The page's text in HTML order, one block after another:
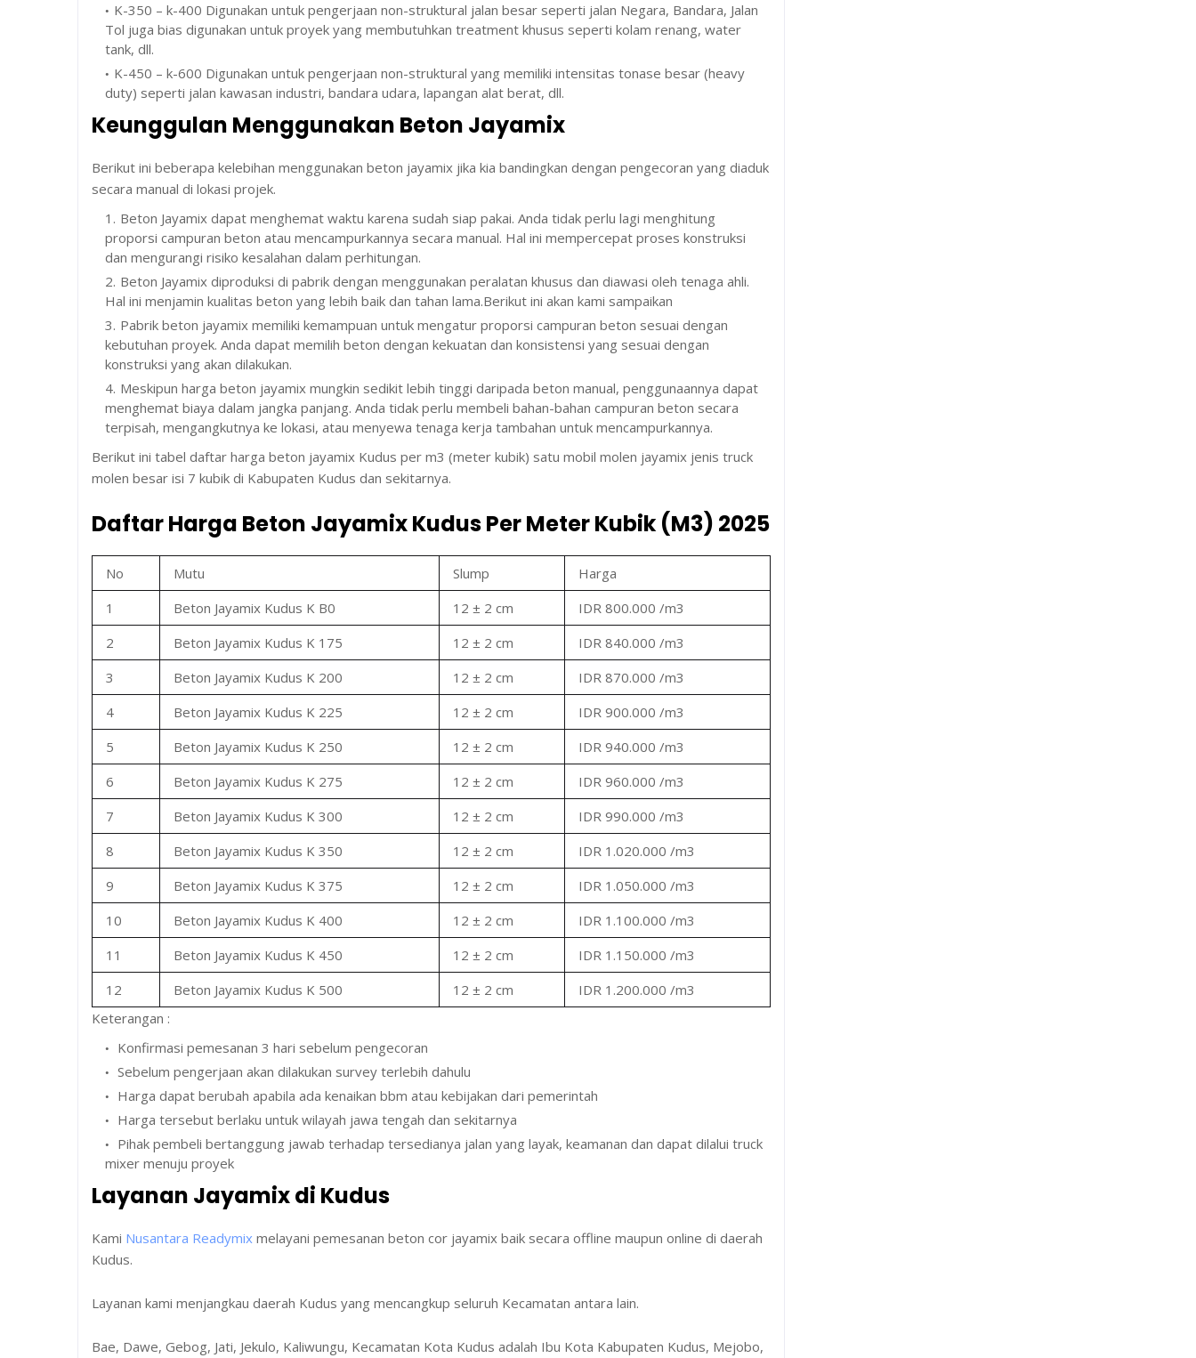
K-350 – k-400 Digunakan untuk pengerjaan non-struktural jalan besar seperti jalan Negara, Bandara, Jalan
Tol juga bias digunakan untuk proyek yang membutuhkan treatment khusus seperti kolam renang, water
tank, dll.
K-450 – k-600 Digunakan untuk pengerjaan non-struktural yang memiliki intensitas tonase besar (heavy
duty) seperti jalan kawasan industri, bandara udara, lapangan alat berat, dll.
Keunggulan Menggunakan Beton Jayamix
Berikut ini beberapa kelebihan menggunakan beton jayamix jika kia bandingkan dengan pengecoran yang diaduk
secara manual di lokasi projek.
Beton Jayamix dapat menghemat waktu karena sudah siap pakai. Anda tidak perlu lagi menghitung
proporsi campuran beton atau mencampurkannya secara manual. Hal ini mempercepat proses konstruksi
dan mengurangi risiko kesalahan dalam perhitungan.
Beton Jayamix diproduksi di pabrik dengan menggunakan peralatan khusus dan diawasi oleh tenaga ahli.
Hal ini menjamin kualitas beton yang lebih baik dan tahan lama.Berikut ini akan kami sampaikan
Pabrik beton jayamix memiliki kemampuan untuk mengatur proporsi campuran beton sesuai dengan
kebutuhan proyek. Anda dapat memilih beton dengan kekuatan dan konsistensi yang sesuai dengan
konstruksi yang akan dilakukan.
Meskipun harga beton jayamix mungkin sedikit lebih tinggi daripada beton manual, penggunaannya dapat
menghemat biaya dalam jangka panjang. Anda tidak perlu membeli bahan-bahan campuran beton secara
terpisah, mengangkutnya ke lokasi, atau menyewa tenaga kerja tambahan untuk mencampurkannya.
Berikut ini tabel daftar harga beton jayamix Kudus per m3 (meter kubik) satu mobil molen jayamix jenis truck
molen besar isi 7 kubik di Kabupaten Kudus dan sekitarnya.
Daftar Harga Beton Jayamix Kudus Per Meter Kubik (M3) 2025
No Mutu Slump
Harga
1
Beton Jayamix Kudus K B0 12 ± 2 cm
IDR 800.000 /m3
2
Beton Jayamix Kudus K 175 12 ± 2 cm
IDR 840.000 /m3
3
Beton Jayamix Kudus K 200 12 ± 2 cm
IDR 870.000 /m3
4
Beton Jayamix Kudus K 225 12 ± 2 cm
IDR 900.000 /m3
5
Beton Jayamix Kudus K 250 12 ± 2 cm
IDR 940.000 /m3
6
Beton Jayamix Kudus K 275 12 ± 2 cm
IDR 960.000 /m3
7
Beton Jayamix Kudus K 300 12 ± 2 cm
IDR 990.000 /m3
8
Beton Jayamix Kudus K 350 12 ± 2 cm
IDR 1.020.000 /m3
9
Beton Jayamix Kudus K 375 12 ± 2 cm
IDR 1.050.000 /m3
10
Beton Jayamix Kudus K 400 12 ± 2 cm
IDR 1.100.000 /m3
11
Beton Jayamix Kudus K 450 12 ± 2 cm
IDR 1.150.000 /m3
12
Beton Jayamix Kudus K 500 12 ± 2 cm
IDR 1.200.000 /m3
Keterangan :
Konfirmasi pemesanan 3 hari sebelum pengecoran
Sebelum pengerjaan akan dilakukan survey terlebih dahulu
Harga dapat berubah apabila ada kenaikan bbm atau kebijakan dari pemerintah
Harga tersebut berlaku untuk wilayah jawa tengah dan sekitarnya
Pihak pembeli bertanggung jawab terhadap tersedianya jalan yang layak, keamanan dan dapat dilalui truck
mixer menuju proyek
Layanan Jayamix di Kudus
Kami Nusantara Readymix melayani pemesanan beton cor jayamix baik secara offline maupun online di daerah
Kudus.
Layanan kami menjangkau daerah Kudus yang mencangkup seluruh Kecamatan antara lain.
Bae, Dawe, Gebog, Jati, Jekulo, Kaliwungu, Kecamatan Kota Kudus adalah Ibu Kota Kabupaten Kudus, Mejobo,